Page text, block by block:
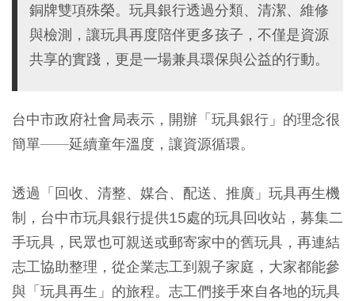
銅牌雙項殊榮。玩具銀行透過分類、清潔、維修
與檢測，讓玩具再度陪伴更多孩子，不僅是資源
共享的實踐，更是一場兼具環保與公益的行動。
台中市政府社會局表示，開辦「玩具銀行」的理念很
簡單——延續童年溫度，讓資源循環。
透過「回收、清整、媒合、配送、推廣」玩具再生機
制，台中市玩具銀行提供15處的玩具回收站，募集二
手玩具，民眾也可親送或郵寄家中的舊玩具，再連結
志工協助整理，從企業志工到親子家庭，大家都能參
與「玩具再生」的旅程。志工們接手來自各地的玩具